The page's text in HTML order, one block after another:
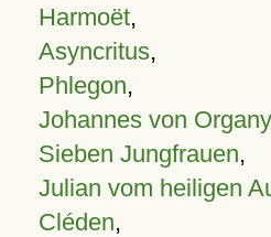
Harmoët,
Asyncritus,
Phlegon,
Johannes von
Sieben Jungfrauen,
Julian vom heiligen
Cléden,